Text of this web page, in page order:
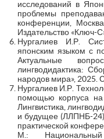
исследований в
проблемы
конференции,
Издательство «Ключ-
Нургалиев И.Р.
японским языком с
Актуальные
лингводидактика:
народов мира», 2025.
Нургалиев И.Р.
помощью корпуса
Лингвистика,
и будущее (ЛЛПНБ-
практической
М.: Национальный